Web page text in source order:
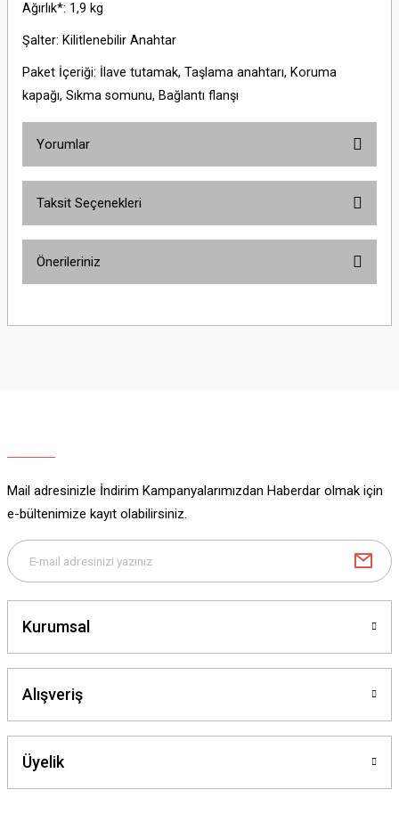
Ağırlık*: 1,9 kg
Şalter: Kilitlenebilir Anahtar
Paket İçeriği: İlave tutamak, Taşlama anahtarı, Koruma
kapağı, Sıkma somunu, Bağlantı flanşı
Yorumlar
Taksit Seçenekleri
Önerileriniz
yetersiz gördüğünüz noktaları öneri formunu kullanarak tarafımıza
Bu ürüne benzer farklı alternatifler olmalı.
Mail adresinizle İndirim Kampanyalarımızdan Haberdar olmak için
e-bültenimize kayıt olabilirsiniz.
Kurumsal
Alışveriş
Üyelik